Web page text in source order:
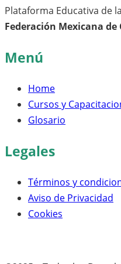
Plataforma Educativa de la
Federación Mexicana de
Menú
Home
Cursos y
Glosario
Legales
Términos y
Aviso de Privacidad
Cookies